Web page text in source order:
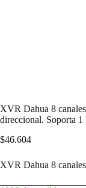
XVR Dahua 8
direccional. Soporta
$46.604
XVR Dahua 8